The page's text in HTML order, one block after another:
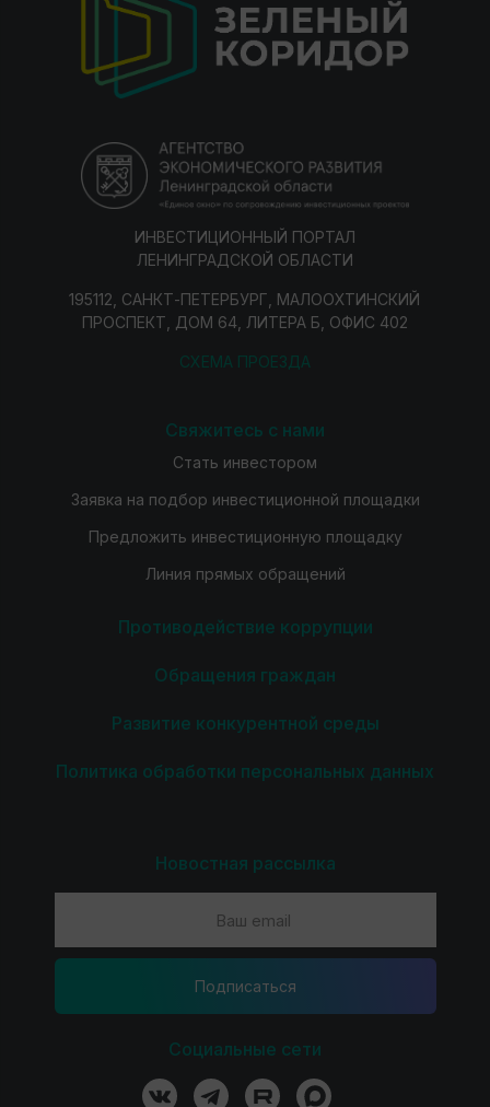
ИНВЕСТИЦИОННЫЙ ПОРТАЛ
ЛЕНИНГРАДСКОЙ ОБЛАСТИ
195112, САНКТ-ПЕТЕРБУРГ, МАЛООХТИНСКИЙ
ПРОСПЕКТ, ДОМ 64, ЛИТЕРА Б, ОФИС 402
СХЕМА ПРОЕЗДА
Свяжитесь с нами
Стать инвестором
Заявка на подбор инвестиционной площадки
Предложить инвестиционную площадку
Линия прямых обращений
Противодействие коррупции
Обращения граждан
Развитие конкурентной среды
Политика обработки персональных данных
Новостная рассылка
Подпиcаться
Социальные сети